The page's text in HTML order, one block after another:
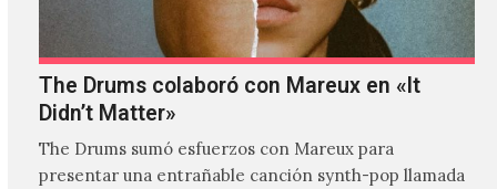
The Drums colaboró con Mareux en «It
Didn’t Matter»
The Drums sumó esfuerzos con Mareux para
presentar una entrañable canción synth-pop llamada